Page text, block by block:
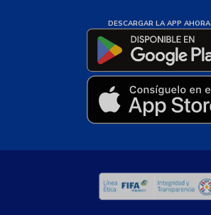
DESCARGAR LA APP AHORA